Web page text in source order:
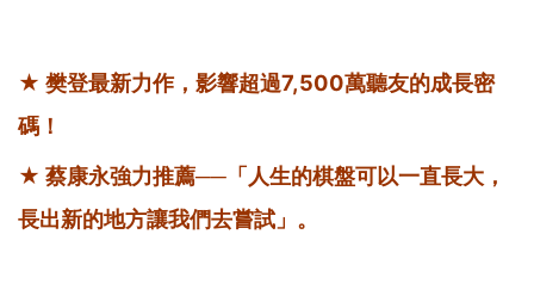
★ 樊登最新力作，影響超過7,500萬聽友的成長密
碼！
★ 蔡康永強力推薦── 「人生的棋盤可以一直長大，
長出新的地方讓我們去嘗試」。